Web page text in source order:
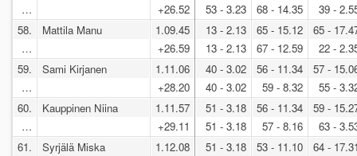
…
+26.52
53 - 3.23
68 - 14.35
39 -
58.
…
Mattila Manu
1.09.45
+26.59
13 - 2.13
13 - 2.13
65 - 15.12
67 - 12.59
65 -
22 -
59.
…
Sami Kirjanen
1.11.06
+28.20
40 - 3.02
40 - 3.02
56 - 11.34
59 - 8.32
57 -
55 -
60.
…
Kauppinen Niina
1.11.57
+29.11
51 - 3.18
51 - 3.18
56 - 11.34
57 - 8.16
59 -
63 -
61.
Syrjälä Miska
1.12.08
51 - 3.18
53 - 11.10
64 -